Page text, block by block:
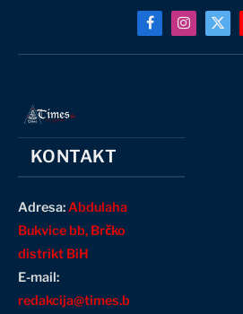
FacebookInstagram
X
KONTAKT
Adresa:Abdulaha
Bukvice bb, Brčko
distrikt BiH
E-mail:
redakcija@times.b